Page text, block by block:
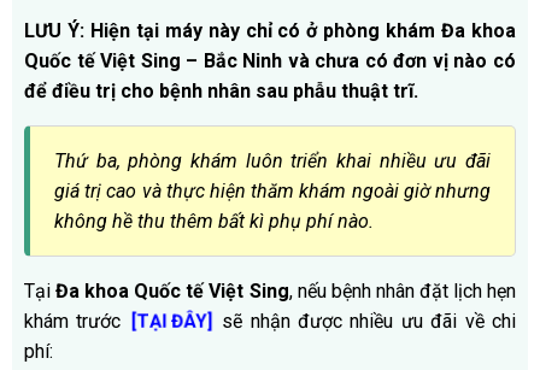
LƯU Ý: Hiện tại máy này chỉ có ở phòng khám Đa khoa
Quốc tế Việt Sing – Bắc Ninh và chưa có đơn vị nào có
để điều trị cho bệnh nhân sau phẫu thuật trĩ.
Thứ ba, phòng khám luôn triển khai nhiều ưu đãi
giá trị cao và thực hiện thăm khám ngoài giờ nhưng
không hề thu thêm bất kì phụ phí nào.
TạiĐa khoa Quốc tế Việt Sing, nếu bệnh nhân đặt lịch hẹn
khám trước
[TẠI ĐÂY]
sẽ nhận được nhiều ưu đãi về chi
phí: